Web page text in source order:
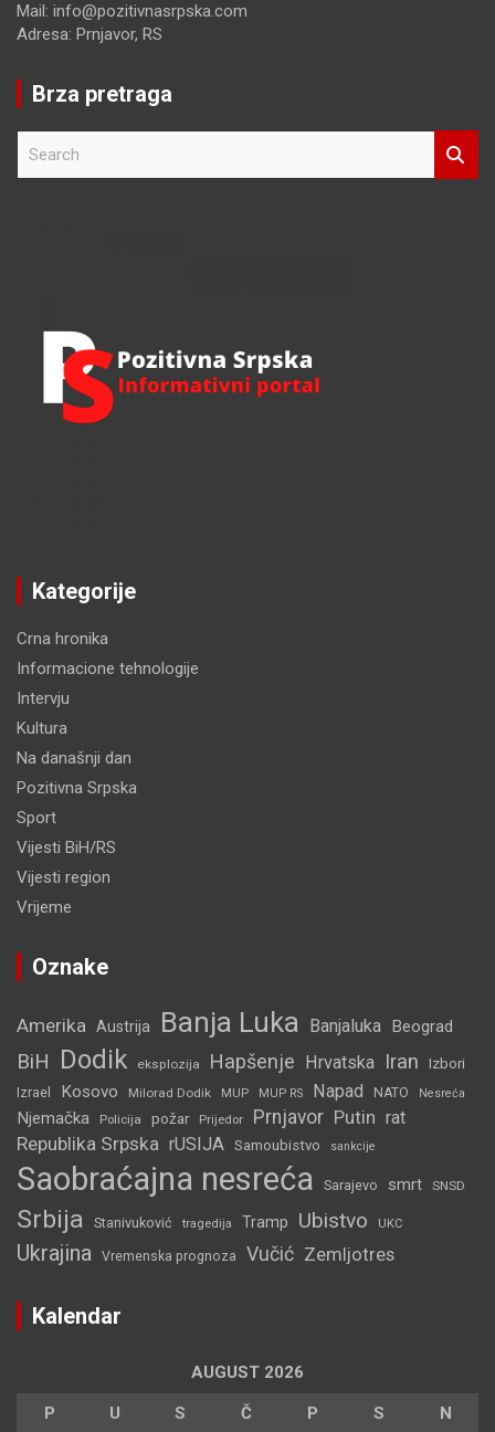
Mail: info@pozitivnasrpska.com
Adresa: Prnjavor, RS
Brza pretraga
Kategorije
Crna hronika
Informacione tehnologije
Intervju
Kultura
Na današnji dan
Pozitivna Srpska
Sport
Vijesti BiH/RS
Vijesti region
Vrijeme
Oznake
Amerika Austrija Banja Luka Banjaluka Beograd
BiH Dodik eksplozija Hapšenje Hrvatska Iran Izbori
Izrael Kosovo Milorad Dodik MUP MUP RS Napad NATO Nesreća
Njemačka Policija požar Prijedor Prnjavor Putin rat
Republika Srpska rUSIJA Samoubistvo sankcije
Saobraćajna nesreća Sarajevo smrt SNSD
Srbija Stanivuković tragedija Tramp Ubistvo UKC
Ukrajina Vremenska prognoza Vučić Zemljotres
Kalendar
AUGUST 2026
P U S Č P S N